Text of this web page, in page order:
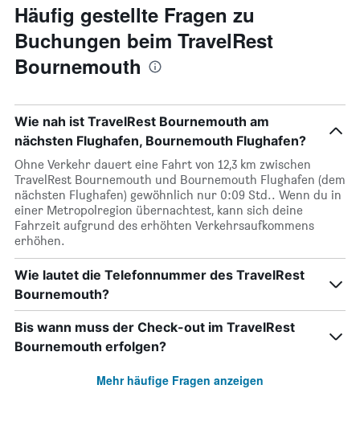
Häufig gestellte Fragen zu
Buchungen beim TravelRest
Bournemouth
Wie nah ist TravelRest Bournemouth am
nächsten Flughafen, Bournemouth Flughafen?
Ohne Verkehr dauert eine Fahrt von 12,3 km zwischen
TravelRest Bournemouth und Bournemouth Flughafen (dem
nächsten Flughafen) gewöhnlich nur 0:09 Std.. Wenn du in
einer Metropolregion übernachtest, kann sich deine
Fahrzeit aufgrund des erhöhten Verkehrsaufkommens
erhöhen.
Wie lautet die Telefonnummer des TravelRest
Bournemouth?
Bis wann muss der Check-out im TravelRest
Bournemouth erfolgen?
Mehr häufige Fragen anzeigen